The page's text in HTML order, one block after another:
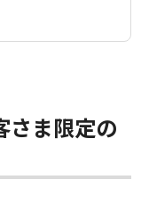
さま限定の